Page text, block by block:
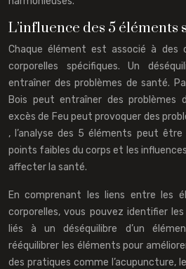
L’influence des 5 éléments
Chaque élément est associé à des
corporelles spécifiques. Un
entraîner des problèmes de santé.
Bois peut entraîner des problèmes
excès de Feu peut provoquer des
, l’analyse des 5 éléments peut
points faibles du corps et les
affecter la santé.
En comprenant les liens entre les
corporelles, vous pouvez identifier
liés à un déséquilibre d’un
rééquilibrer les éléments pour
des pratiques comme l’acupuncture,